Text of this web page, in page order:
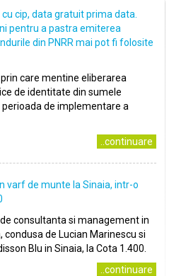
cip, data gratuit prima data.
pentru a pastra emiterea
din PNRR mai pot fi folosite
care mentine eliberarea
de identitate din sumele
perioada de implementare a
..continuare
varf de munte la Sinaia, intr-o
consultanta si management in
de Lucian Marinescu si
Blu in Sinaia, la Cota 1.400.
..continuare